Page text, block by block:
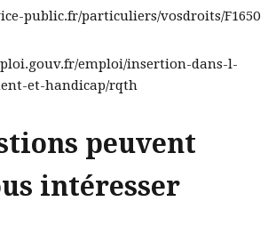
public.fr/particuliers/vosdroits/F1650
emploi/insertion-dans-l-
et-handicap/rqth
peuvent
intéresser